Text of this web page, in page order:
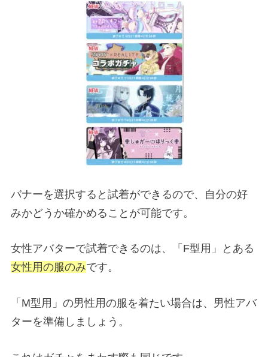
バナーを選択すると試着ができるので、自分の好
みかどうか確かめることが可能です。
女性アバターで試着できるのは、「F型用」とある
女性用の服のみです。
「M型用」の男性用の服を着たい場合は、男性アバ
ターを準備しましょう。